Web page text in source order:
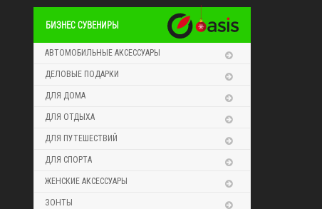
БИЗНЕС СУВЕНИРЫ
АВТОМОБИЛЬНЫЕ АКСЕССУАРЫ
ДЕЛОВЫЕ ПОДАРКИ
ДЛЯ ДОМА
ДЛЯ ОТДЫХА
ДЛЯ ПУТЕШЕСТВИЙ
ДЛЯ СПОРТА
ЖЕНСКИЕ АКСЕССУАРЫ
ЗОНТЫ